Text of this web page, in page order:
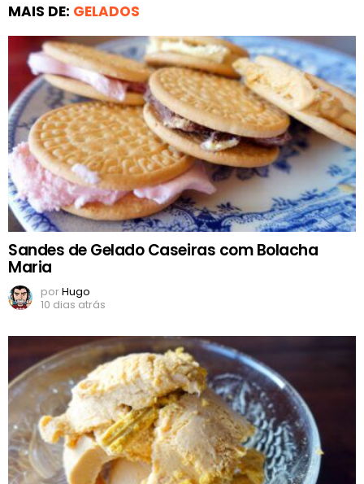
MAIS DE: GELADOS
Sandes de Gelado Caseiras com Bolacha
Maria
porHugo
10 dias atrás